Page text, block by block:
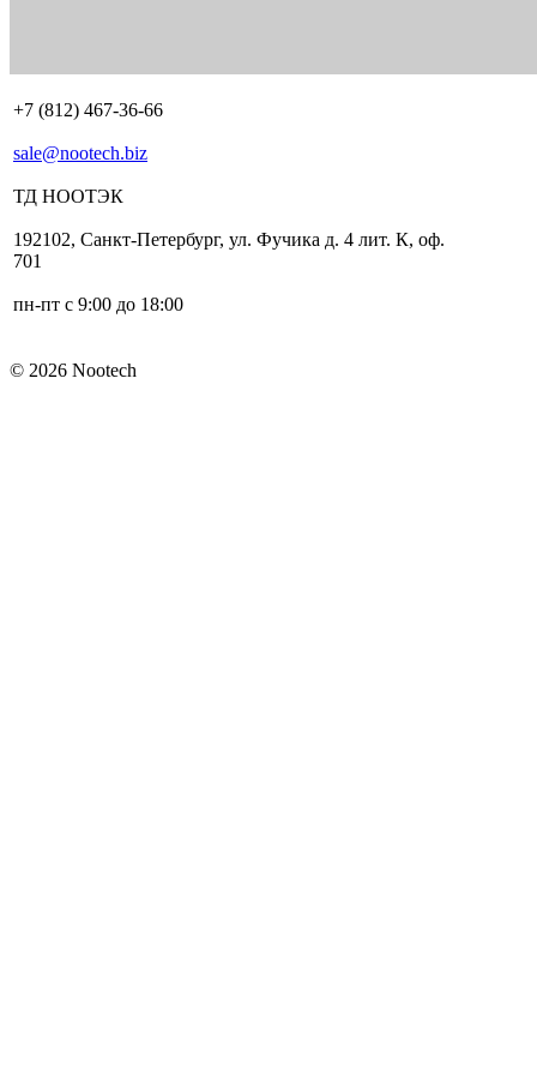
+7 (812) 467-36-66
sale@nootech.biz
ТД НООТЭК
192102, Санкт-Петербург, ул. Фучика д. 4 лит. К, оф.
701
пн-пт с 9:00 до 18:00
© 2026 Nootech